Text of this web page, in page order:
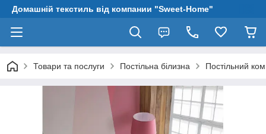
Домашній текстиль від компании "Sweet-Home"
Товари та послуги Постільна білизна Постільний